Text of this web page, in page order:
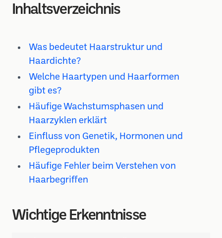
Inhaltsverzeichnis
Was bedeutet Haarstruktur und
Haardichte?
Welche Haartypen und Haarformen
gibt es?
Häufige Wachstumsphasen und
Haarzyklen erklärt
Einfluss von Genetik, Hormonen und
Pflegeprodukten
Häufige Fehler beim Verstehen von
Haarbegriffen
Wichtige Erkenntnisse